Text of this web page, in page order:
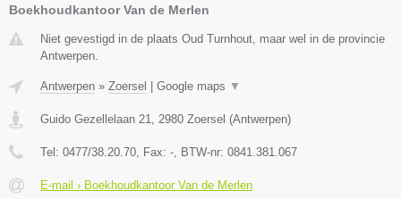
Boekhoudkantoor Van de Merlen
Niet gevestigd in de plaats Oud Turnhout, maar wel in de provincie
Antwerpen.
Antwerpen » Zoersel Google maps ▼
Guido Gezellelaan 21, 2980 Zoersel (Antwerpen)
Tel: 0477/38.20.70, Fax: -, BTW-nr: 0841.381.067
E-mail › Boekhoudkantoor Van de Merlen